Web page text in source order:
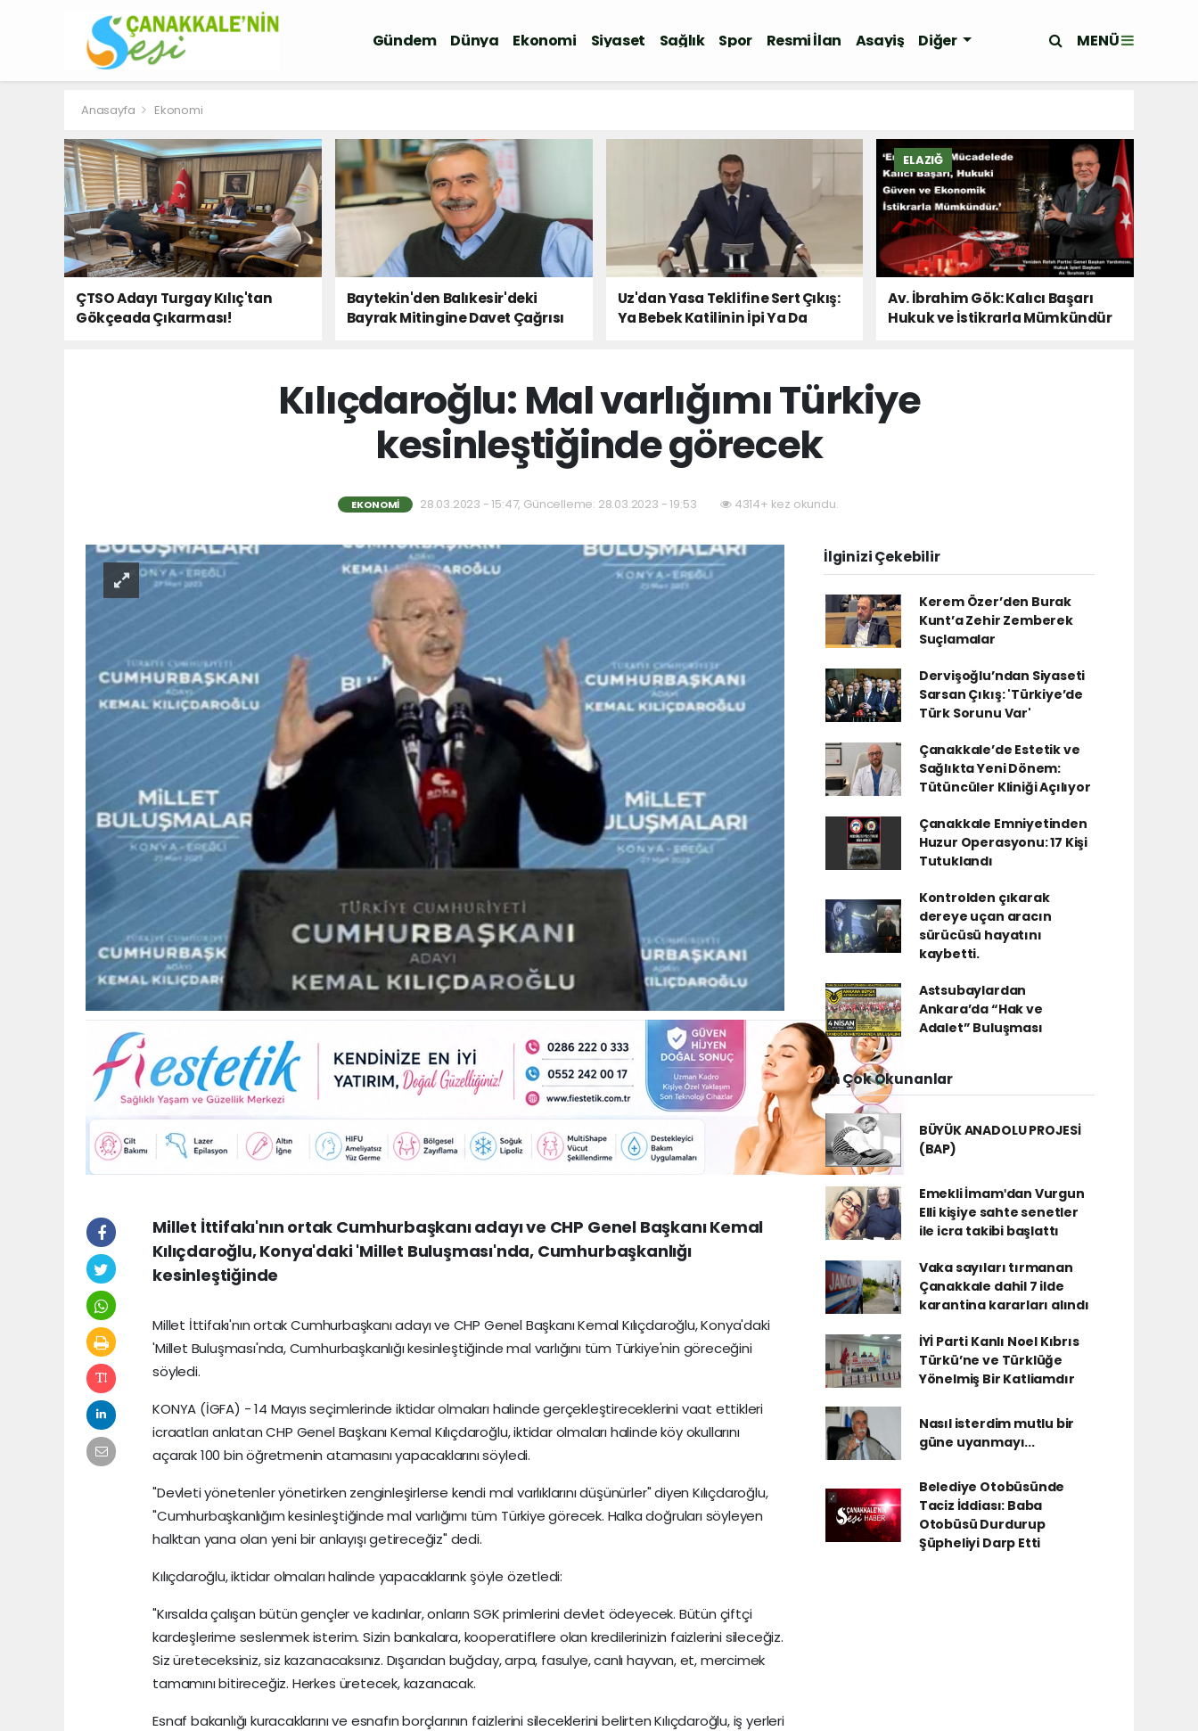
Gündem Dünya Ekonomi Siyaset Sağlık Spor Resmi İlan Asayiş Diğer MENÜ
Anasayfa Ekonomi
ÇTSO Adayı Turgay Kılıç'tan
Gökçeada Çıkarması!
Baytekin'den Balıkesir'deki
Bayrak Mitingine Davet Çağrısı
Uz'dan Yasa Teklifine Sert Çıkış:
Ya Bebek Katilinin İpi Ya Da
ELAZIĞ
Av. İbrahim Gök: Kalıcı Başarı
Hukuk ve İstikrarla Mümkündür
Kılıçdaroğlu: Mal varlığımı Türkiye
kesinleştiğinde görecek
EKONOMI 28.03.2023 - 15:47, Güncelleme: 28.03.2023 - 19:53 4314+ kez okundu.
Millet İttifakı'nın ortak Cumhurbaşkanı adayı ve CHP Genel Başkanı Kemal
Kılıçdaroğlu, Konya'daki 'Millet Buluşması'nda, Cumhurbaşkanlığı
kesinleştiğinde
Millet İttifakı'nın ortak Cumhurbaşkanı adayı ve CHP Genel Başkanı Kemal Kılıçdaroğlu, Konya'daki
'Millet Buluşması'nda, Cumhurbaşkanlığı kesinleştiğinde mal varlığını tüm Türkiye'nin göreceğini
söyledi.
KONYA (İGFA) - 14 Mayıs seçimlerinde iktidar olmaları halinde gerçekleştireceklerini vaat ettikleri
icraatları anlatan CHP Genel Başkanı Kemal Kılıçdaroğlu, iktidar olmaları halinde köy okullarını
açarak 100 bin öğretmenin atamasını yapacaklarını söyledi.
"Devleti yönetenler yönetirken zenginleşirlerse kendi mal varlıklarını düşünürler" diyen Kılıçdaroğlu,
"Cumhurbaşkanlığım kesinleştiğinde mal varlığımı tüm Türkiye görecek. Halka doğruları söyleyen
halktan yana olan yeni bir anlayışı getireceğiz" dedi.
Kılıçdaroğlu, iktidar olmaları halinde yapacaklarınk şöyle özetledi:
"Kırsalda çalışan bütün gençler ve kadınlar, onların SGK primlerini devlet ödeyecek. Bütün çiftçi
kardeşlerime seslenmek isterim. Sizin bankalara, kooperatiflere olan kredilerinizin faizlerini sileceğiz.
Siz üreteceksiniz, siz kazanacaksınız. Dışarıdan buğday, arpa, fasulye, canlı hayvan, et, mercimek
tamamını bitireceğiz. Herkes üretecek, kazanacak.
Esnaf bakanlığı kuracaklarını ve esnafın borçlarının faizlerini sileceklerini belirten Kılıçdaroğlu, iş yerleri
İlginizi Çekebilir
Kerem Özer’den Burak
Kunt’a Zehir Zemberek
Suçlamalar
Dervişoğlu’ndan Siyaseti
Sarsan Çıkış: 'Türkiye’de
Türk Sorunu Var'
Çanakkale’de Estetik ve
Sağlıkta Yeni Dönem:
Tütüncüler Kliniği Açılıyor
Çanakkale Emniyetinden
Huzur Operasyonu: 17 Kişi
Tutuklandı
Kontrolden çıkarak
dereye uçan aracın
sürücüsü hayatını
kaybetti.
Astsubaylardan
Ankara’da “Hak ve
Adalet” Buluşması
En Çok Okunanlar
BÜYÜK ANADOLU PROJESİ
(BAP)
Emekli İmamʹdan Vurgun
Elli kişiye sahte senetler
ile icra takibi başlattı
Vaka sayıları tırmanan
Çanakkale dahil 7 ilde
karantina kararları alındı
İYİ Parti Kanlı Noel Kıbrıs
Türkü’ne ve Türklüğe
Yönelmiş Bir Katliamdır
Nasıl isterdim mutlu bir
güne uyanmayı...
Belediye Otobüsünde
Taciz İddiası: Baba
Otobüsü Durdurup
Şüpheliyi Darp Etti